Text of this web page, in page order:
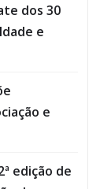
dos 30
e
e
edição de